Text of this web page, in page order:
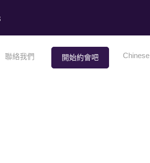
聯絡我們 開始約會吧 Chinese